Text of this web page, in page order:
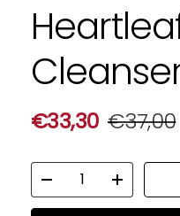
Prezzo di
€33,30 €37,00
Diminuire la quantità
Aumenta